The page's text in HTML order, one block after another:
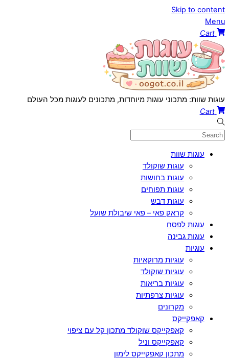
Skip to content
Menu
Cart
עוגות שוות: מתכוני עוגות מיוחדות, מתכונים לעוגות מכל העולם
Cart
עוגות שוות
עוגות שוקולד
עוגות בחושות
עוגות תפוחים
עוגות דבש
קראק פאי – פאי שיבולת שועל
עוגות לפסח
עוגות גבינה
עוגיות
עוגיות מרוקאיות
עוגיות שוקולד
עוגיות בריאות
עוגיות צרפתיות
מקרונים
קאפקייקס
קאפקייקס שוקולד מתכון קל עם ציפוי
קאפקייקס וניל
מתכון קאפקייקס לימון